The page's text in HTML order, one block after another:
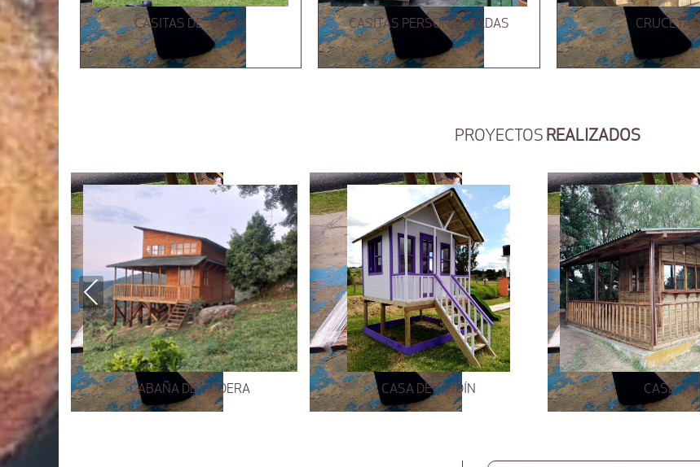
CASITAS DE JARDÍN CASITAS PERSONALIZADAS CRUCETAS
PROYECTOS REALIZADOS
CABAÑA DE MADERA CASA DE JARDÍN CASETA
Previous